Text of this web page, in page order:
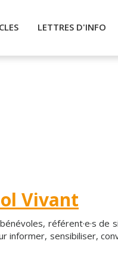
LETTRES D'INFO
Vivant
référent·e·s de
informer, sensibiliser,